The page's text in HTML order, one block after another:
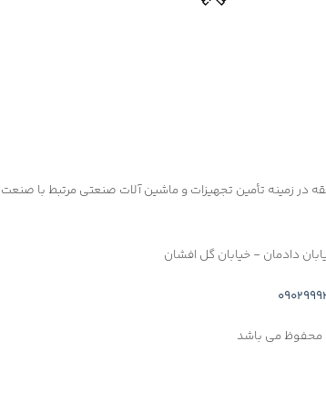
دادمان - خیابان گل افشان
محفوظ می باشد